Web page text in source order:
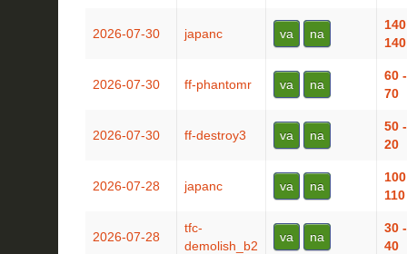
2026-07-30 japanc va na
140
2026-07-30 ff-phantomr va na
60 -
70
2026-07-30 ff-destroy3 va na
50 -
20
2026-07-28 japanc va na
110
2026-07-28
tfc-
demolish_b2
va na
30 -
40